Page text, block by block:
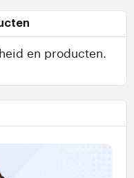
en producten.